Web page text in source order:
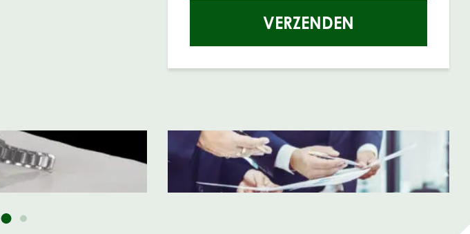
VERZENDEN